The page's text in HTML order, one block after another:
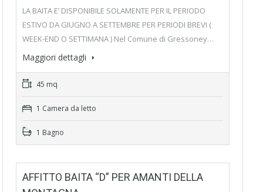
LA BAITA E’ DISPONIBILE SOLAMENTE PER IL PERIODO
ESTIVO DA GIUGNO A SETTEMBRE PER PERIODI BREVI (
WEEK-END O SETTIMANA ) Nel Comune di Gressoney…
Maggiori dettagli
45 mq
1 Camera da letto
1 Bagno
AFFITTO BAITA “D” PER AMANTI DELLA